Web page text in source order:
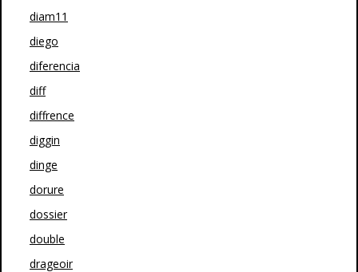
diam11
diego
diferencia
diff
diffrence
diggin
dinge
dorure
dossier
double
drageoir